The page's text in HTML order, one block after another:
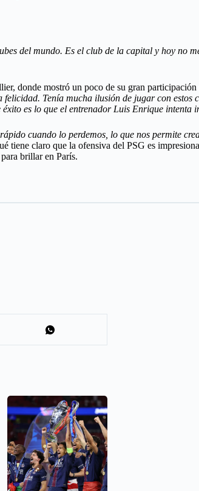
del mundo. Es el club de la capital y hoy no
donde mostró un poco de su gran
Tenía mucha ilusión de jugar con estos
es lo que el entrenador Luis Enrique intenta
cuando lo perdemos, lo que nos permite
tiene claro que la ofensiva del PSG es
brillar en París.